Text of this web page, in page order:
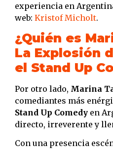
experiencia en
web: Kristof Micholt.
¿Quién es
La Explosión
el Stand Up
Por otro lado, Marina
comediantes más
Stand Up Comedy en
directo, irreverente y
Con una presencia